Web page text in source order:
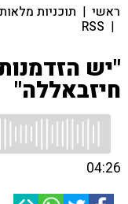
ראשי | תוכניות מלאות
|
RSS
"יש
חיזבאללה"
04:26